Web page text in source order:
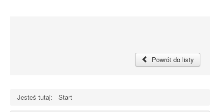
Powrót do listy
Jesteś tutaj: Start